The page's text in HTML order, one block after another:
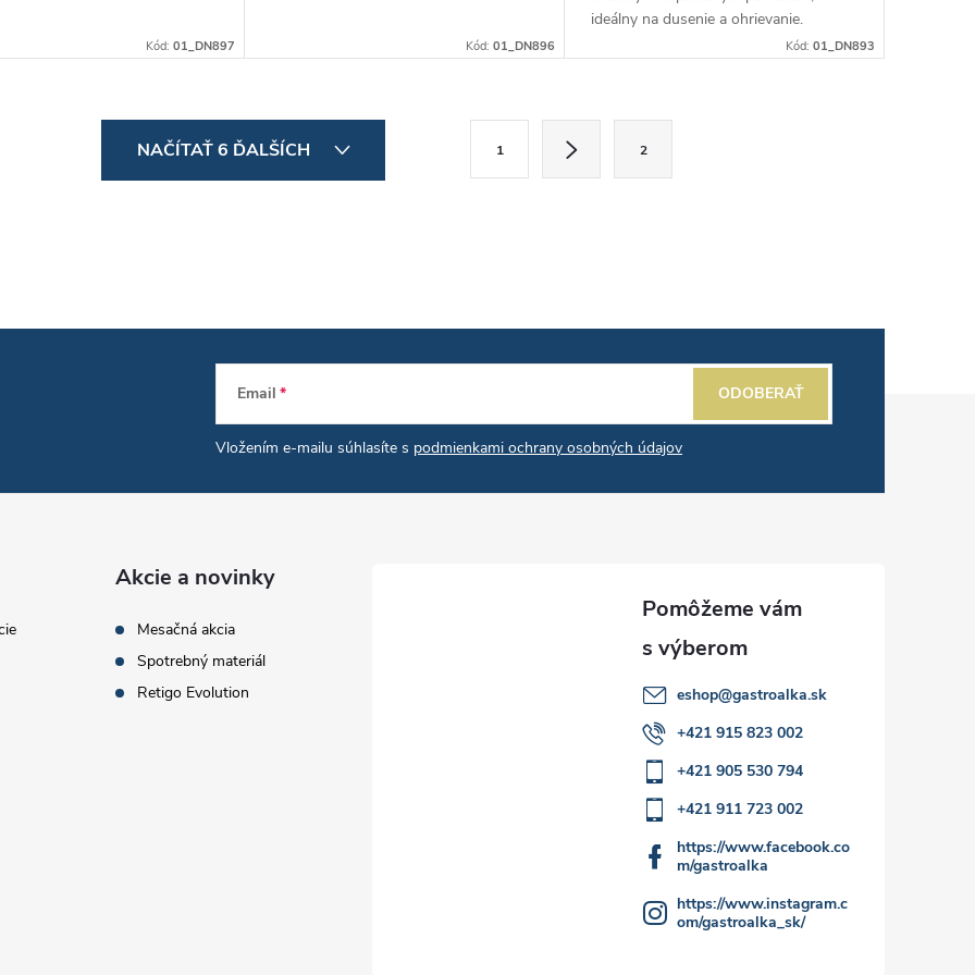
Kód: 01_DN897 Kód: 01_DN896
ideálny na dusenie a ohrievanie.
Vybavený extra silnou rukoväťou z
Kód: 01_DN893
NAČÍTAŤ 6 ĎALŠÍCH
a
n
i
1 2
Email
Vložením e-mailu súhlasíte s podmienkami ochrany osobných údajov
ODOBERAŤ
Akcie a novinky
Mesačná akcia
Spotrebný materiál
Retigo Evolution
eshop@gastroalka.sk
+421 915 823 002
+421 905 530 794
+421 911 723 002
https://www.facebook.co
m/gastroalka
https://www.instagram.c
om/gastroalka_sk/